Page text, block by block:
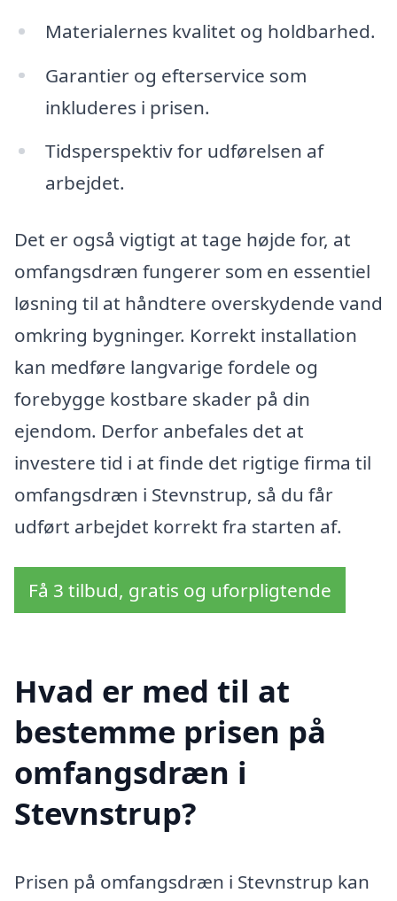
Materialernes kvalitet og holdbarhed.
Garantier og efterservice som
inkluderes i prisen.
Tidsperspektiv for udførelsen af
arbejdet.
Det er også vigtigt at tage højde for, at
omfangsdræn fungerer som en essentiel
løsning til at håndtere overskydende vand
omkring bygninger. Korrekt installation
kan medføre langvarige fordele og
forebygge kostbare skader på din
ejendom. Derfor anbefales det at
investere tid i at finde det rigtige firma til
omfangsdræn i Stevnstrup, så du får
udført arbejdet korrekt fra starten af.
Få 3 tilbud, gratis og uforpligtende
Hvad er med til at
bestemme prisen på
omfangsdræn i
Stevnstrup?
Prisen på omfangsdræn i Stevnstrup kan